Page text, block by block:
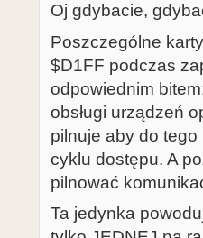
Oj gdybacie,
Poszczególne
$D1FF podczas
odpowiednim
obsługi urządzeń
pilnuje aby do
cyklu dostępu. A
pilnować
Ta jedynka